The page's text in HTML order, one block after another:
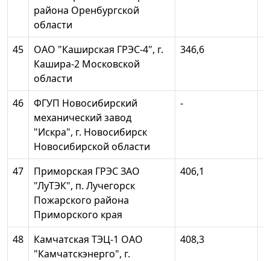
района Оренбургской
области
45
ОАО "Каширская ГРЭС-4", г.
Кашира-2 Московской
области
346,6
46
ФГУП Новосибирский
механический завод
"Искра", г. Новосибирск
Новосибирской области
-
47
Приморская ГРЭС ЗАО
"ЛуТЭК", п. Лучегорск
Пожарского района
Приморского края
406,1
48
Камчатская ТЭЦ-1 ОАО
"Камчатскэнерго", г.
408,3